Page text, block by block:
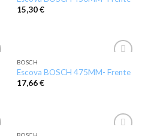
wishlist
15,30€
wishlist
BOSCH
Escova BOSCH 475MM- Frente
17,66€